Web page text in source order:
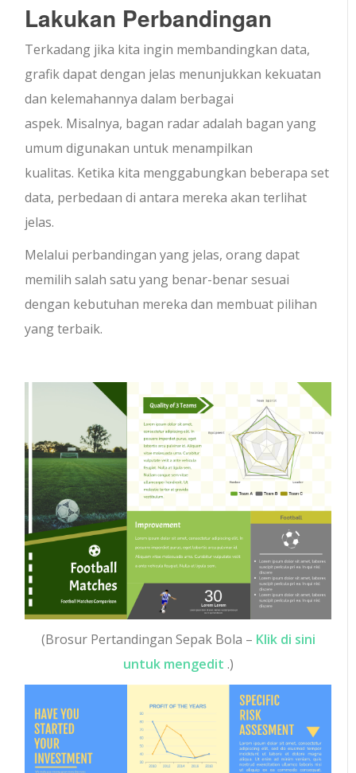
Lakukan Perbandingan
Terkadang jika kita ingin membandingkan data,
grafik dapat dengan jelas menunjukkan kekuatan
dan kelemahannya dalam berbagai
aspek. Misalnya, bagan radar adalah bagan yang
umum digunakan untuk menampilkan
kualitas. Ketika kita menggabungkan beberapa set
data, perbedaan di antara mereka akan terlihat
jelas.
Melalui perbandingan yang jelas, orang dapat
memilih salah satu yang benar-benar sesuai
dengan kebutuhan mereka dan membuat pilihan
yang terbaik.
(Brosur Pertandingan Sepak Bola – Klik di sini
untuk mengedit .)